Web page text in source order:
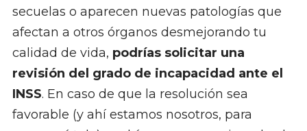
secuelas o aparecen nuevas patologías que
afectan a otros órganos desmejorando tu
calidad de vida, podrías solicitar una
revisión del grado de incapacidad ante el
INSS. En caso de que la resolución sea
favorable (y ahí estamos nosotros, para